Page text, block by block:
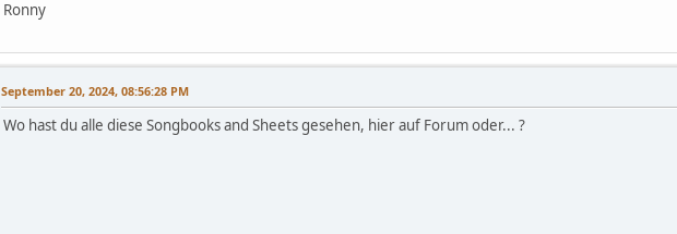
Ronny
September 20, 2024, 08:56:28 PM
Wo hast du alle diese Songbooks and Sheets gesehen, hier auf Forum oder... ?